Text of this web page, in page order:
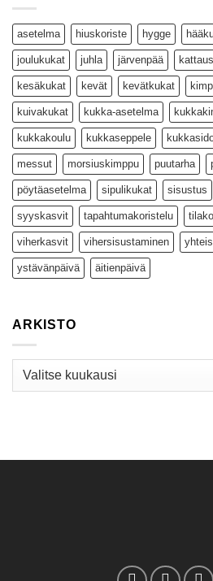
asetelma hiuskoriste hygge
joulukukat juhla järvenpää kattaus
kesäkukat kevät kevätkukat
kuivakukat kukka-asetelma
kukkakoulu kukkaseppele
messut morsiuskimppu puutarha
pöytäasetelma sipulikukat sisustus
syyskasvit tapahtumakoristelu
viherkasvit vihersisustaminen
ystävänpäivä äitienpäivä
ARKISTO
Arkisto